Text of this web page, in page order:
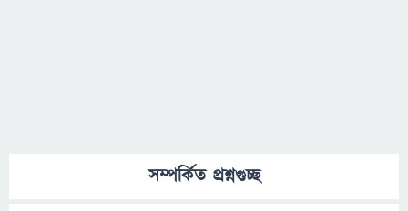
সম্পর্কিত প্রশ্নগুচ্ছ